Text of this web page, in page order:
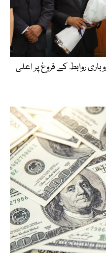
روابط کے فروغ پر اعلی